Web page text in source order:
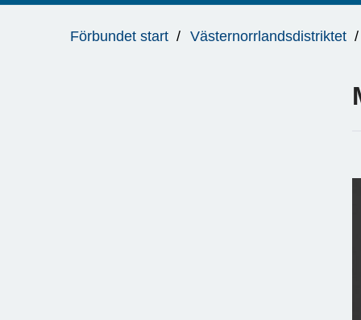
är
Förbundet start Västernorrlandsdistriktet